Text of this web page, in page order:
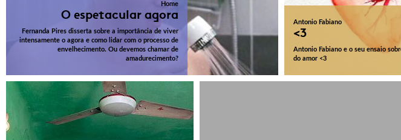
Home
O espetacular agora
Fernanda Pires disserta sobre a importância de viver
intensamente o agora e como lidar com o processo de
envelhecimento. Ou devemos chamar de
amadurecimento?
Antonio Fabiano
<3
Antonio Fabiano e o seu ensaio
do amor <3